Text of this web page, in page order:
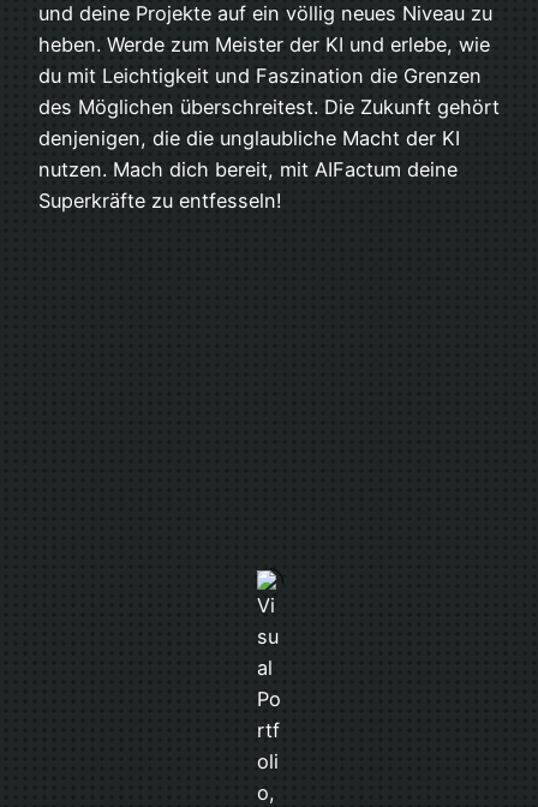
und deine Projekte auf ein völlig neues Niveau zu
heben. Werde zum Meister der KI und erlebe, wie
du mit Leichtigkeit und Faszination die Grenzen
des Möglichen überschreitest. Die Zukunft gehört
denjenigen, die die unglaubliche Macht der KI
nutzen. Mach dich bereit, mit AIFactum deine
Superkräfte zu entfesseln!